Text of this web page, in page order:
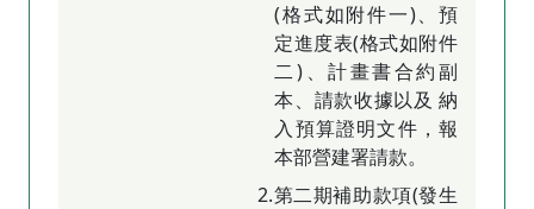
(格式如附件一)、預
定進度表(格式如附件
二)、計畫書合約副
本、請款收據以及 納
入預算證明文件，報
本部營建署請款。
2.第二期補助款項(發生